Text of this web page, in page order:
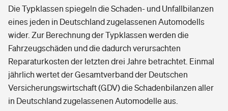
Die Typklassen spiegeln die Schaden- und Unfallbilanzen
eines jeden in Deutschland zugelassenen Automodells
wider. Zur Berechnung der Typklassen werden die
Fahrzeugschäden und die dadurch verursachten
Reparaturkosten der letzten drei Jahre betrachtet. Einmal
jährlich wertet der Gesamtverband der Deutschen
Versicherungswirtschaft (GDV) die Schadenbilanzen aller
in Deutschland zugelassenen Automodelle aus.